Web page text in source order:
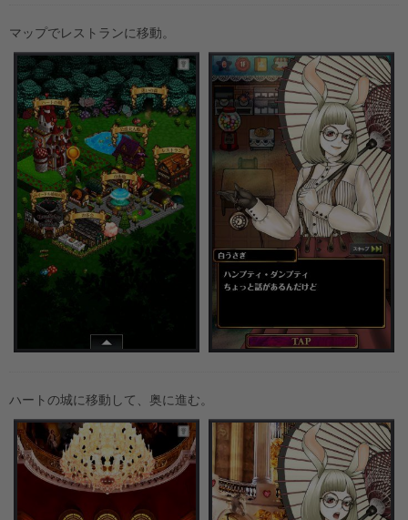
マップでレストランに移動。
ハートの城に移動して、奥に進む。